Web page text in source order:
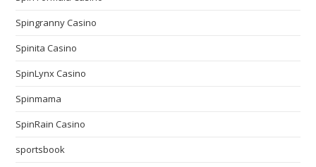
Spingranny Casino
Spinita Casino
SpinLynx Casino
Spinmama
SpinRain Casino
sportsbook